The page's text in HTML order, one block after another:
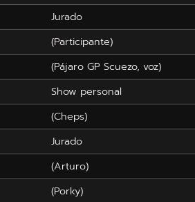
Jurado
(Participante)
(Pájaro GP Scuezo, voz)
Show personal
(Cheps)
Jurado
(Arturo)
(Porky)